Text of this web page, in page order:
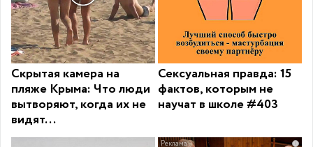
Скрытая камера на
пляже Крыма: Что люди
вытворяют, когда их не
видят...
Сексуальная правда: 15
фактов, которым не
научат в школе #403
i